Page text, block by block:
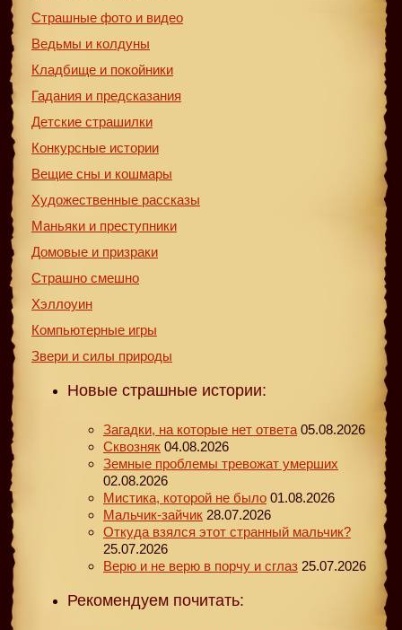
Страшные фото и видео
Ведьмы и колдуны
Кладбище и покойники
Гадания и предсказания
Детские страшилки
Конкурсные истории
Вещие сны и кошмары
Художественные рассказы
Маньяки и преступники
Домовые и призраки
Страшно смешно
Хэллоуин
Компьютерные игры
Звери и силы природы
Новые страшные истории:
Загадки, на которые нет ответа 05.08.2026
Сквозняк 04.08.2026
Земные проблемы тревожат умерших
02.08.2026
Мистика, которой не было 01.08.2026
Мальчик-зайчик 28.07.2026
Откуда взялся этот странный мальчик?
25.07.2026
Верю и не верю в порчу и сглаз 25.07.2026
Рекомендуем почитать: